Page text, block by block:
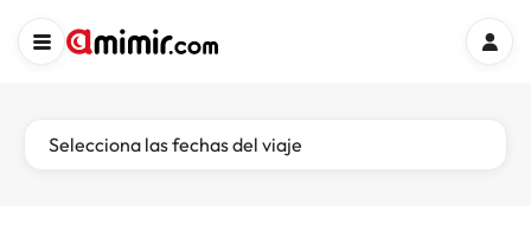
Selecciona las fechas del viaje